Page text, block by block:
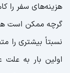
هزینه‌های سفر را
گرچه ممکن است
نسبتاً بیشتری را
اولین بار به